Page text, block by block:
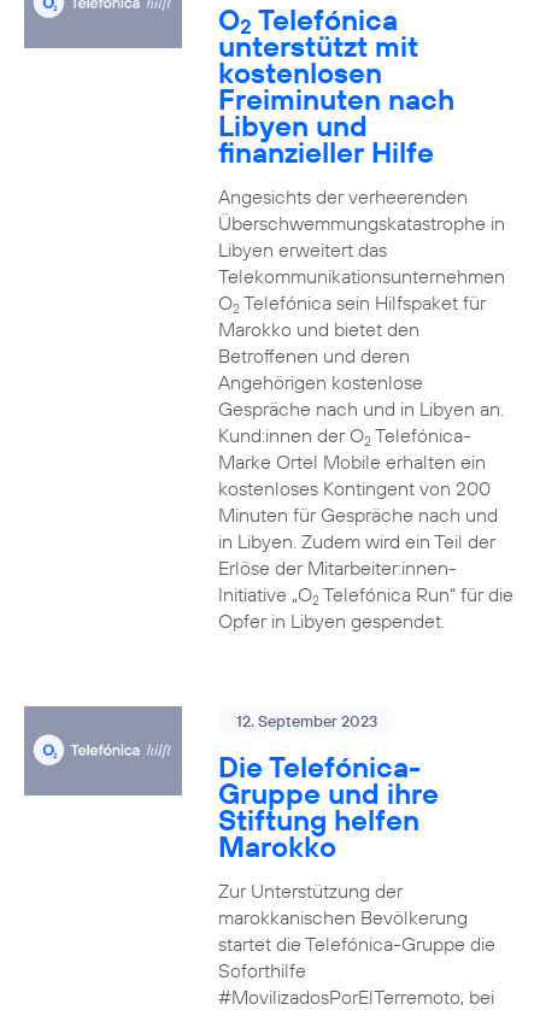
O2 Telefónica
unterstützt mit
kostenlosen
Freiminuten nach
Libyen und
finanzieller Hilfe
Angesichts der verheerenden
Überschwemmungskatastrophe in
Libyen erweitert das
Telekommunikationsunternehmen
O2Telefónica sein Hilfspaket für
Marokko und bietet den
Betroffenen und deren
Angehörigen kostenlose
Gespräche nach und in Libyen an.
Kund:innen der O2Telefónica-
Marke Ortel Mobile erhalten ein
kostenloses Kontingent von 200
Minuten für Gespräche nach und
in Libyen. Zudem wird ein Teil der
Erlöse der Mitarbeiter:innen-
Initiative „O2Telefónica Run“ für die
Opfer in Libyen gespendet.
12. September 2023
Die Telefónica-
Gruppe und ihre
Stiftung helfen
Marokko
Zur Unterstützung der
marokkanischen Bevölkerung
startet die Telefónica-Gruppe die
Soforthilfe
#MovilizadosPorElTerremoto, bei